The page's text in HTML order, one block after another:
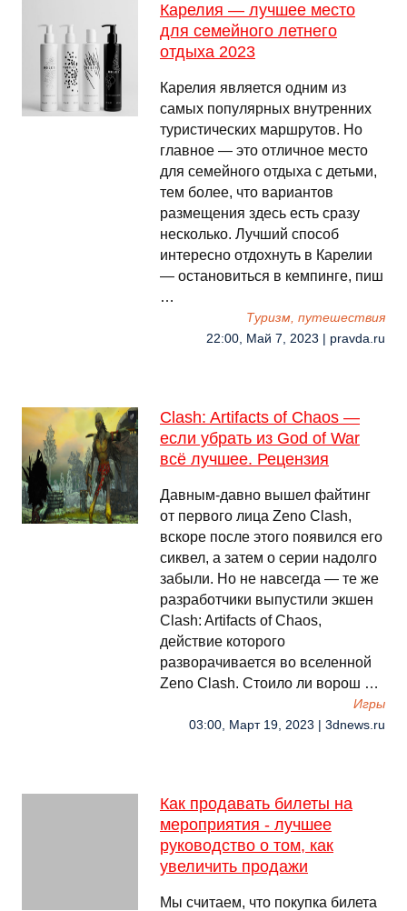
Карелия — лучшее место
для семейного летнего
отдыха 2023
Карелия является одним из
самых популярных внутренних
туристических маршрутов. Но
главное — это отличное место
для семейного отдыха с детьми,
тем более, что вариантов
размещения здесь есть сразу
несколько. Лучший способ
интересно отдохнуть в Карелии
— остановиться в кемпинге, пиш
…
Туризм, путешествия
22:00, Май 7, 2023 | pravda.ru
Clash: Artifacts of Chaos —
если убрать из God of War
всё лучшее. Рецензия
Давным-давно вышел файтинг
от первого лица Zeno Clash,
вскоре после этого появился его
сиквел, а затем о серии надолго
забыли. Но не навсегда — те же
разработчики выпустили экшен
Clash: Artifacts of Chaos,
действие которого
разворачивается во вселенной
Zeno Clash. Стоило ли ворош …
Игры
03:00, Март 19, 2023 | 3dnews.ru
Как продавать билеты на
мероприятия - лучшее
руководство о том, как
увеличить продажи
Мы считаем, что покупка билета